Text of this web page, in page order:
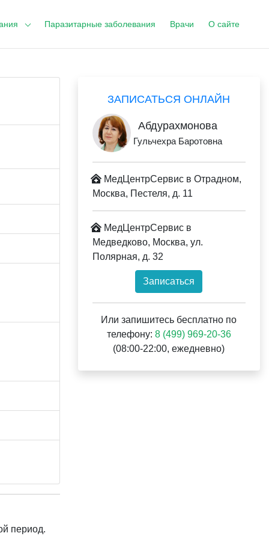
Паразитарные заболевания Врачи О сайте
период.
ЗАПИСАТЬСЯ ОНЛАЙН
Абдурахмонова
Гульчехра Баротовна
МедЦентрСервис в Отрадном,
Москва, Пестеля, д. 11
МедЦентрСервис в
Медведково, Москва, ул.
Полярная, д. 32
Записаться
Или запишитесь бесплатно по
телефону: 8 (499) 969-20-36
(08:00-22:00, ежедневно)